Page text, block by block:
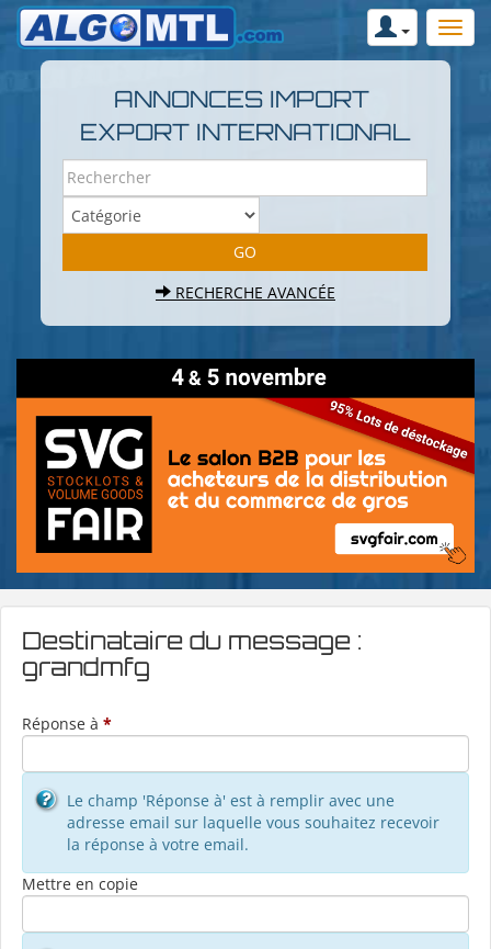
ANNONCES IMPORT
EXPORT INTERNATIONAL
RECHERCHE AVANCÉE
Destinataire du message :
grandmfg
Réponse à *
Le champ 'Réponse à' est à remplir avec une
adresse email sur laquelle vous souhaitez recevoir
la réponse à votre email.
Mettre en copie